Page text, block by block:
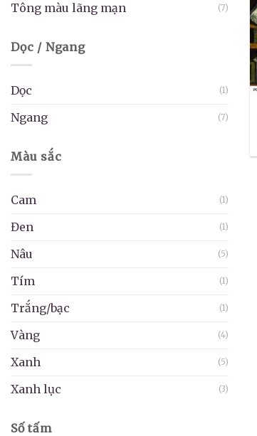
Tông màu lãng mạn (7)
Dọc / Ngang
Dọc (1)
Ngang (7)
Màu sắc
Cam (1)
Đen (1)
Nâu (5)
Tím (1)
Trắng/bạc (1)
Vàng (4)
Xanh (5)
Xanh lục (3)
Số tấm